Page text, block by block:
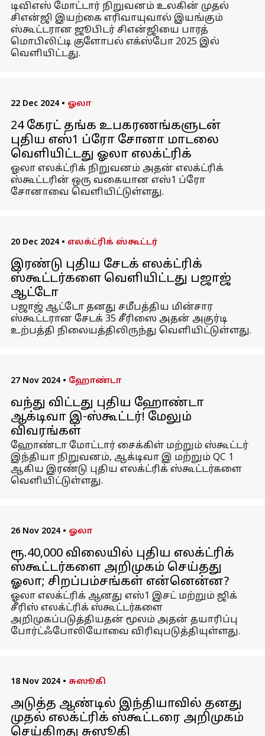
டிவிஎஸ் மோட்டார் நிறுவனம் உலகின் முதல்
சிஎன்ஜி இயற்கை எரிவாயுவால் இயங்கும்
ஸ்கூட்டரான ஜூபிடர் சிஎன்ஜியை பாரத்
மொபிலிட்டி குளோபல் எக்ஸ்போ 2025 இல்
வெளியிட்டது.
22 Dec 2024 • ஓலா
24 கேரட் தங்க உபகரணங்களுடன்
புதிய எஸ்1 ப்ரோ சோனா மாடலை
வெளியிட்டது ஓலா எலக்ட்ரிக்
ஓலா எலக்ட்ரிக் நிறுவனம் அதன் எலக்ட்ரிக்
ஸ்கூட்டரின் ஒரு வகையான எஸ்1 ப்ரோ
சோனாவை வெளியிட்டுள்ளது.
20 Dec 2024 • எலக்ட்ரிக் ஸ்கூட்டர்
இரண்டு புதிய சேடக் எலக்ட்ரிக்
ஸ்கூட்டர்களை வெளியிட்டது பஜாஜ்
ஆட்டோ
பஜாஜ் ஆட்டோ தனது சமீபத்திய மின்சார
ஸ்கூட்டரான சேடக் 35 சீரிஸை அதன் அகுர்டி
உற்பத்தி நிலையத்திலிருந்து வெளியிட்டுள்ளது.
27 Nov 2024 • ஹோண்டா
வந்து விட்டது புதிய ஹோண்டா
ஆக்டிவா இ-ஸ்கூட்டர்! மேலும்
விவரங்கள்
ஹோண்டா மோட்டார் சைக்கிள் மற்றும் ஸ்கூட்டர்
இந்தியா நிறுவனம், ஆக்டிவா இ மற்றும் QC 1
ஆகிய இரண்டு புதிய எலக்ட்ரிக் ஸ்கூட்டர்களை
வெளியிட்டுள்ளது.
26 Nov 2024 • ஓலா
ரூ.40,000 விலையில் புதிய எலக்ட்ரிக்
ஸ்கூட்டர்களை அறிமுகம் செய்தது
ஓலா; சிறப்பம்சங்கள் என்னென்ன?
ஓலா எலக்ட்ரிக் ஆனது எஸ்1 இசட் மற்றும் ஜிக்
சீரிஸ் எலக்ட்ரிக் ஸ்கூட்டர்களை
அறிமுகப்படுத்தியதன் மூலம் அதன் தயாரிப்பு
போர்ட்ஃபோலியோவை விரிவுபடுத்தியுள்ளது.
18 Nov 2024 • சுஸூகி
அடுத்த ஆண்டில் இந்தியாவில் தனது
முதல் எலக்ட்ரிக் ஸ்கூட்டரை அறிமுகம்
செய்கிறது சுஸூகி